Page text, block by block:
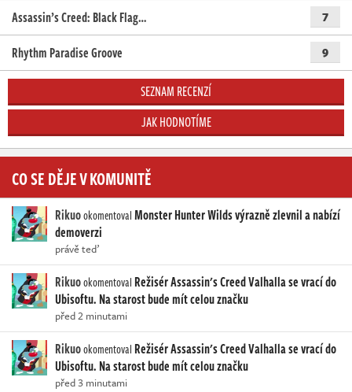
Assassin’s Creed: Black Flag… 7
Rhythm Paradise Groove 9
SEZNAM RECENZÍ
JAK HODNOTÍME
CO SE DĚJE V KOMUNITĚ
RikuookomentovalMonster Hunter Wilds výrazně zlevnil a nabízí
demoverzi
právě teď
Rikuookomentoval Režisér Assassin's Creed Valhalla se vrací do
Ubisoftu. Na starost bude mít celou značku
před 2 minutami
Rikuookomentoval Režisér Assassin's Creed Valhalla se vrací do
Ubisoftu. Na starost bude mít celou značku
před 3 minutami